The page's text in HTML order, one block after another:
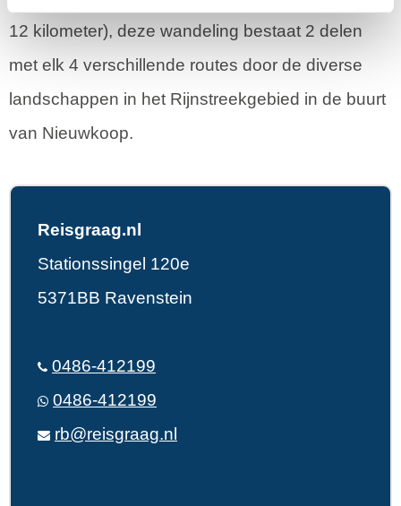
12 kilometer), deze wandeling bestaat 2 delen
met elk 4 verschillende routes door de diverse
landschappen in het Rijnstreekgebied in de buurt
van Nieuwkoop.
Reisgraag.nl
Stationssingel 120e
5371BB Ravenstein
0486-412199
0486-412199
rb@reisgraag.nl